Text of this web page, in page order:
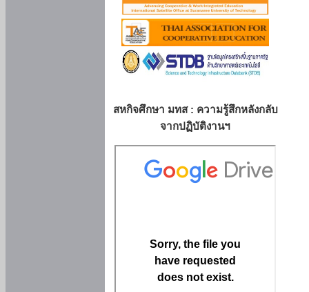
สหกิจศึกษา มทส : ความรู้สึกหลังกลับ
จากปฏิบัติงานฯ